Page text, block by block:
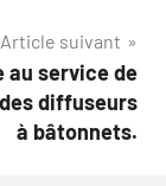
Article suivant
au service de
diffuseurs
à bâtonnets.